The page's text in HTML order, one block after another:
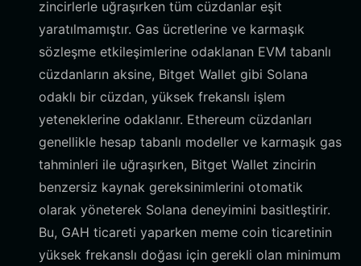
zincirlerle uğraşırken tüm cüzdanlar eşit
yaratılmamıştır. Gas ücretlerine ve karmaşık
sözleşme etkileşimlerine odaklanan EVM tabanlı
cüzdanların aksine, Bitget Wallet gibi Solana
odaklı bir cüzdan, yüksek frekanslı işlem
yeteneklerine odaklanır. Ethereum cüzdanları
genellikle hesap tabanlı modeller ve karmaşık gas
tahminleri ile uğraşırken, Bitget Wallet zincirin
benzersiz kaynak gereksinimlerini otomatik
olarak yöneterek Solana deneyimini basitleştirir.
Bu, GAH ticareti yaparken meme coin ticaretinin
yüksek frekanslı doğası için gerekli olan minimum